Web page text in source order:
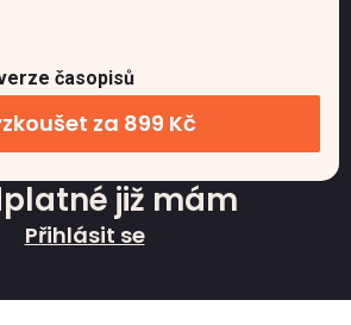
časopisů
za 899 Kč
již mám
Přihlásit se